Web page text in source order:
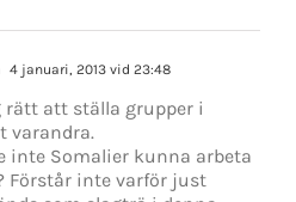
4 januari, 2013 vid 23:48
rätt att ställa grupper i
varandra.
inte Somalier kunna arbeta
Förstår inte varför just